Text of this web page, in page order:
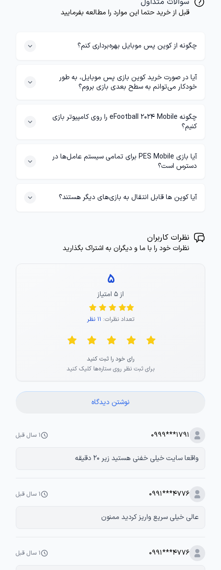
قبل از خرید حتما این موارد را مطالعه بفرمایید
چگونه از کوین پس موبایل بهره‌برداری کنم؟
آیا در صورت خرید کوین بازی پس موبایل، به طور
خودکار می‌توانم به سطح بعدی بازی بروم؟
چگونه eFootball 2024 Mobile را روی کامپیوتر بازی
کنیم؟
آیا بازی PES Mobile برای تمامی سیستم عامل‌ها در
دسترس است؟
آیا کوین ها قابل انتقال به بازی‌های دیگر هستند؟
نظرات کاربران
نظرات خود را با ما و دیگران به اشتراک بگذارید
نوشتن دیدگاه
5
از ۵ امتیاز
تعداد نظرات: 11 نظر
رای خود را ثبت کنید
برای ثبت نظر روی ستاره‌ها کلیک کنید
0999***1791 ۱ سال قبل
واقعا سایت خیلی خفنی هستید زیر 20 دقیقه
0991***4776 ۱ سال قبل
عالی خیلی سریع واریز کردید ممنون
0991***4776 ۱ سال قبل